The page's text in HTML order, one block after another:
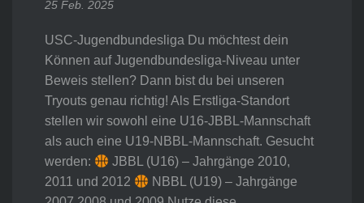
25 Feb. 2025
USC-Jugendbundesliga Du möchtest dein
Können auf Jugendbundesliga-Niveau unter
Beweis stellen? Dann bist du bei unseren
Tryouts genau richtig! Als Erstliga-Standort
stellen wir sowohl eine U16-JBBL-Mannschaft
als auch eine U19-NBBL-Mannschaft. Gesucht
werden:
JBBL (U16) – Jahrgänge 2010,
2011 und 2012
NBBL (U19) – Jahrgänge